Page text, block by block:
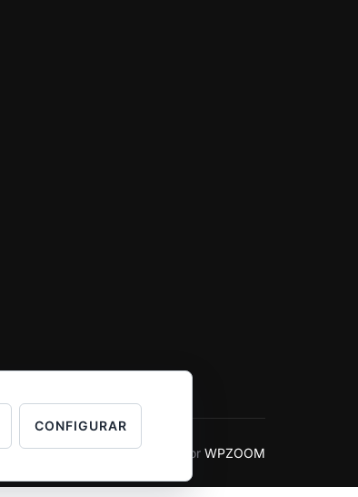
Inspiro Theme por WPZOOM
CONFIGURAR